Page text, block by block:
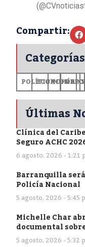
Compartir:
Categorías
POLÍTICA
ECONOMÍA
MUNDO
Últimas
Clínica del
Seguro ACHC
6 agosto, 2026 - 1:21
Barranquilla
Policía Nacional
5 agosto, 2026 - 5:45
Michelle Char
documental
5 agosto, 2026 - 5:32